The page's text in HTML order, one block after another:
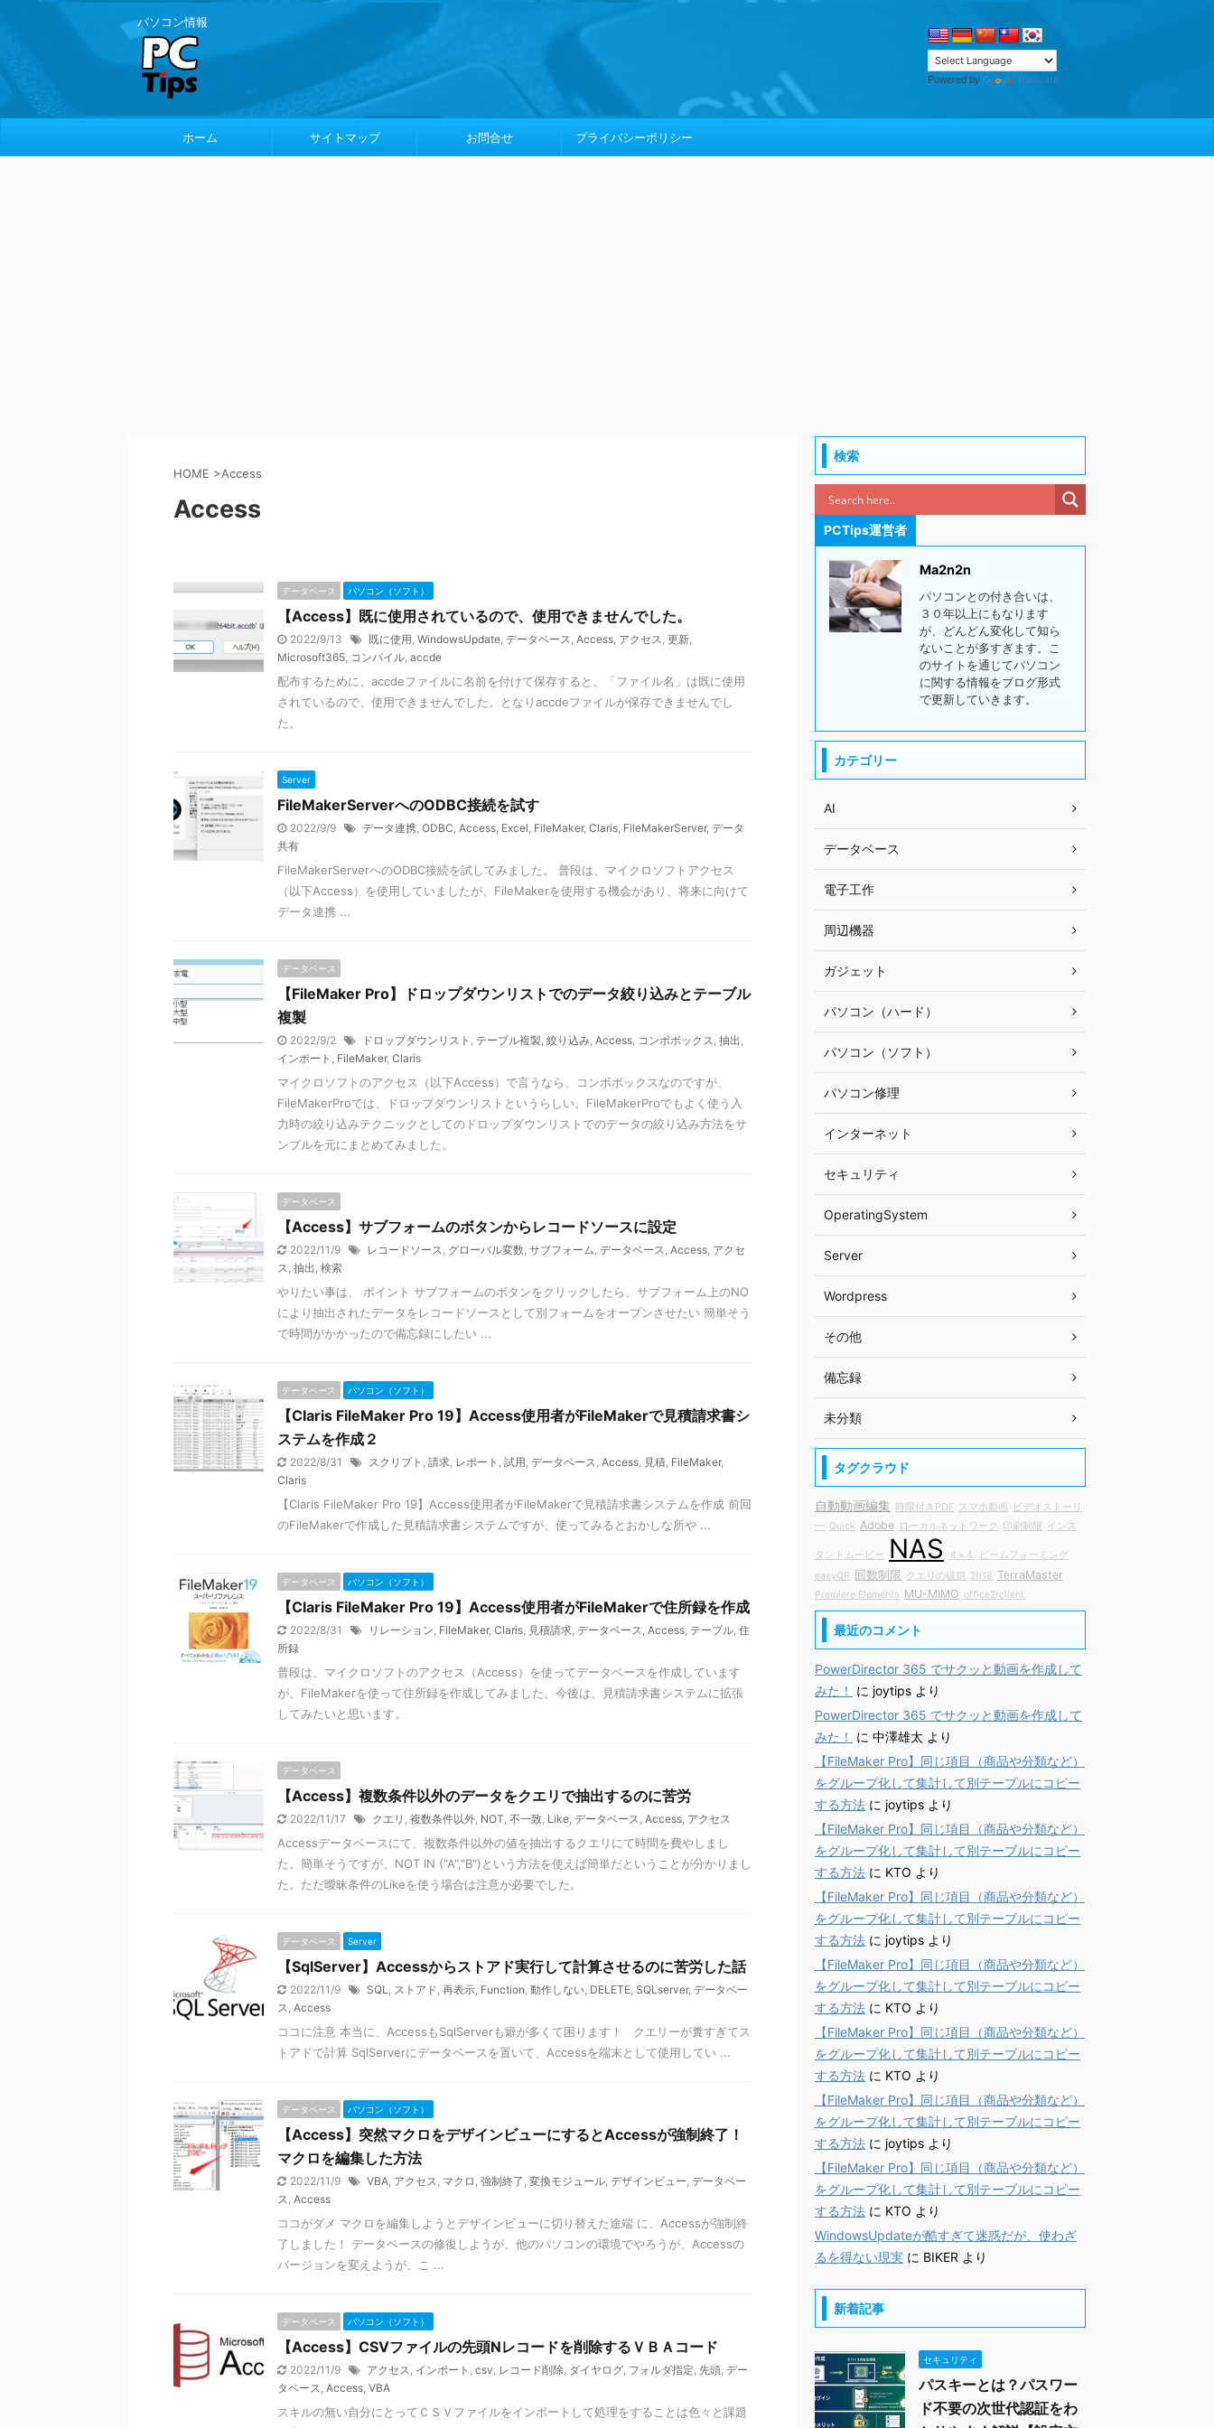
パソコン情報
Powered by Translate
ホーム サイトマップ お問合せ プライバシーポリシー
HOME >Access
Access
データベース パソコン（ソフト）
【Access】既に使用されているので、使用できませんでした。
2022/9/13 既に使用, WindowsUpdate, データベース, Access, アクセス, 更新,
Microsoft365, コンパイル, accde
配布するために、accdeファイルに名前を付けて保存すると、「ファイル名」は既に使用
されているので、使用できませんでした。となりaccdeファイルが保存できませんでし
た。
Server
FileMakerServerへのODBC接続を試す
2022/9/9 データ連携, ODBC, Access, Excel, FileMaker, Claris, FileMakerServer, データ
共有
FileMakerServerへのODBC接続を試してみました。 普段は、マイクロソフトアクセス
（以下Access）を使用していましたが、FileMakerを使用する機会があり、将来に向けて
データ連携 ...
データベース
【FileMaker Pro】ドロップダウンリストでのデータ絞り込みとテーブル
複製
2022/9/2 ドロップダウンリスト , テーブル複製, 絞り込み, Access, コンボボックス, 抽出 ,
インポート , FileMaker, Claris
マイクロソフトのアクセス（以下Access）で言うなら、コンボボックスなのですが、
FileMakerProでは、ドロップダウンリストというらしい。FileMakerProでもよく使う入
力時の絞り込みテクニックとしてのドロップダウンリストでのデータの絞り込み方法をサ
ンプルを元にまとめてみました。
データベース
【Access】サブフォームのボタンからレコードソースに設定
2022/11/9 レコードソース, グローバル変数, サブフォーム, データベース, Access, アクセ
ス, 抽出 , 検索
やりたい事は、 ポイント サブフォームのボタンをクリックしたら、サブフォーム上のNO
により抽出されたデータをレコードソースとして別フォームをオープンさせたい 簡単そう
で時間がかかったので備忘録にしたい ...
データベース パソコン（ソフト）
【Claris FileMaker Pro 19】Access使用者がFileMakerで見積請求書シ
ステムを作成２
2022/8/31 スクリプト , 請求, レポート , 試用, データベース, Access, 見積, FileMaker,
Claris
【Claris FileMaker Pro 19】Access使用者がFileMakerで見積請求書システムを作成 前回
のFileMakerで作成した見積請求書システムですが、使ってみるとおかしな所や ...
データベース パソコン（ソフト）
【Claris FileMaker Pro 19】Access使用者がFileMakerで住所録を作成
2022/8/31 リレーション, FileMaker, Claris, 見積請求, データベース, Access, テーブル, 住
所録
普段は、マイクロソフトのアクセス（Access）を使ってデータベースを作成しています
が、FileMakerを使って住所録を作成してみました。今後は、見積請求書システムに拡張
してみたいと思います。
データベース
【Access】複数条件以外のデータをクエリで抽出するのに苦労
2022/11/17 クエリ , 複数条件以外, NOT, 不一致, Like, データベース, Access, アクセス
Accessデータベースにて、複数条件以外の値を抽出するクエリにて時間を費やしまし
た。簡単そうですが、NOT IN ("A","B")という方法を使えば簡単だということが分かりまし
た。ただ曖昧条件のLikeを使う場合は注意が必要でした。
データベース Server
【SqlServer】Accessからストアド実行して計算させるのに苦労した話
2022/11/9 SQL, ストアド, 再表示, Function, 動作しない, DELETE, SQLserver, データベー
ス, Access
ココに注意 本当に、AccessもSqlServerも癖が多くて困ります！ クエリーが糞すぎてス
トアドで計算 SqlServerにデータベースを置いて、Accessを端末として使用してい ...
データベース パソコン（ソフト）
【Access】突然マクロをデザインビューにするとAccessが強制終了！
マクロを編集した方法
2022/11/9 VBA, アクセス, マクロ , 強制終了 , 変換モジュール, デザインビュー, データベー
ス, Access
ココがダメ マクロを編集しようとデザインビューに切り替えた途端 に、Accessが強制終
了しました！ データベースの修復しようが、他のパソコンの環境でやろうが、Accessの
バージョンを変えようが、こ ...
データベース パソコン（ソフト）
【Access】CSVファイルの先頭Nレコードを削除するＶＢＡコード
2022/11/9 アクセス, インポート , csv, レコード削除, ダイヤログ, フォルダ指定, 先頭, デー
タベース, Access, VBA
スキルの無い自分にとってＣＳＶファイルをインポートして処理をすることは色々と課題
検索
PCTips運営者
Ma2n2n
パソコンとの付き合いは、
３０年以上にもなります
が、どんどん変化して知ら
ないことが多すぎます。こ
のサイトを通じてパソコン
に関する情報をブログ形式
で更新していきます。
カテゴリー
AI
データベース
電子工作
周辺機器
ガジェット
パソコン（ハード）
パソコン（ソフト）
パソコン修理
インターネット
セキュリティ
OperatingSystem
Server
Wordpress
その他
備忘録
未分類
タグクラウド
自動動画編集 時限付きPDF スマホ動画
ビデオストーリ
ー Quick Adobe ローカルネットワーク 印刷制限 インス
タントムービー NAS ４×４
ビームフォーミング
easyQR
回数制限 クエリの破損 2018 TerraMaster
Premiere Elements MU-MIMO office2rclient
最近のコメント
PowerDirector 365 でサクッと動画を作成して
みた！
に joytips より
PowerDirector 365 でサクッと動画を作成して
みた！
に 中澤雄太 より
【FileMaker Pro】同じ項目（商品や分類など）
をグループ化して集計して別テーブルにコピー
する方法 に joytips より
【FileMaker Pro】同じ項目（商品や分類など）
をグループ化して集計して別テーブルにコピー
する方法 に KTO より
【FileMaker Pro】同じ項目（商品や分類など）
をグループ化して集計して別テーブルにコピー
する方法 に joytips より
【FileMaker Pro】同じ項目（商品や分類など）
をグループ化して集計して別テーブルにコピー
する方法 に KTO より
【FileMaker Pro】同じ項目（商品や分類など）
をグループ化して集計して別テーブルにコピー
する方法 に KTO より
【FileMaker Pro】同じ項目（商品や分類など）
をグループ化して集計して別テーブルにコピー
する方法 に joytips より
【FileMaker Pro】同じ項目（商品や分類など）
をグループ化して集計して別テーブルにコピー
する方法 に KTO より
WindowsUpdateが酷すぎて迷惑だが、使わざ
るを得ない現実 に BIKER より
新着記事
セキュリティ
パスキーとは？パスワー
ド不要の次世代認証をわ